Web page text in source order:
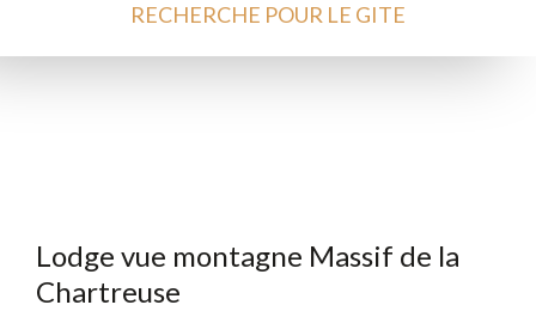
RECHERCHE POUR LE GITE
Lodge vue montagne Massif de la
Chartreuse